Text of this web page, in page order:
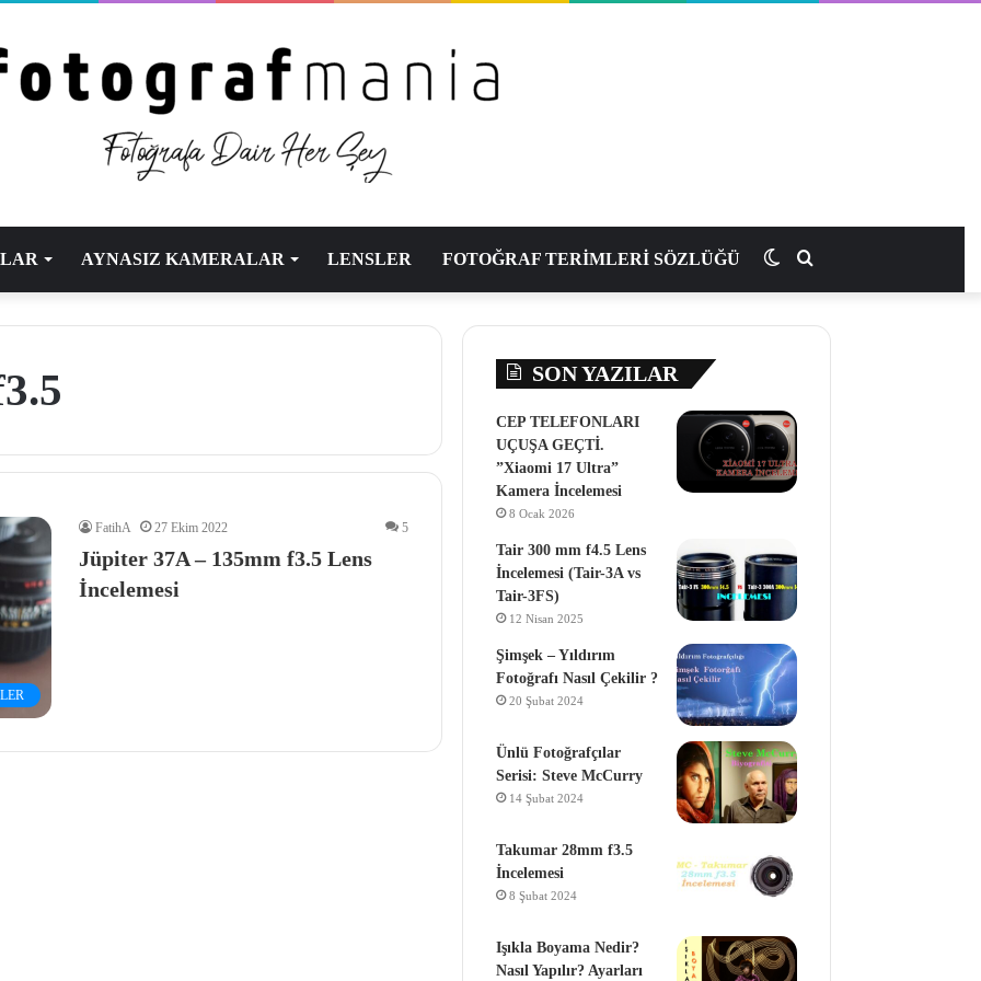
AYNASIZ KAMERALAR LENSLER FOTOĞRAF TERİMLERİ SÖZLÜĞÜ
yap
Dış
görünümü
FatihA 27 Ekim 2022 5
Jüpiter 37A – 135mm f3.5 Lens
İncelemesi
SON YAZILAR
CEP TELEFONLARI
UÇUŞA GEÇTİ.
”Xiaomi 17 Ultra”
Kamera İncelemesi
8 Ocak 2026
Tair 300 mm f4.5 Lens
İncelemesi (Tair-3A vs
Tair-3FS)
12 Nisan 2025
Şimşek – Yıldırım
Fotoğrafı Nasıl Çekilir ?
20 Şubat 2024
Ünlü Fotoğrafçılar
Serisi: Steve McCurry
14 Şubat 2024
Takumar 28mm f3.5
İncelemesi
8 Şubat 2024
Işıkla Boyama Nedir?
Nasıl Yapılır? Ayarları